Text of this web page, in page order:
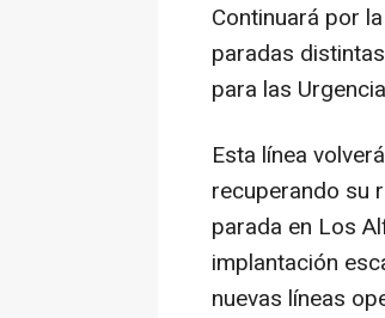
Continuará por
paradas
para las
Esta línea
recuperando su
parada en Los
implantación
nuevas líneas